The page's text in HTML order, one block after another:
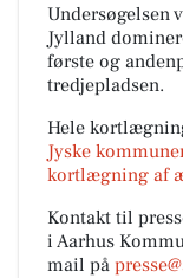
Undersøgelsen
Jylland
første og
tredjepladsen.
Hele
Jyske
kortlægning af
Kontakt til
i Aarhus
mail på